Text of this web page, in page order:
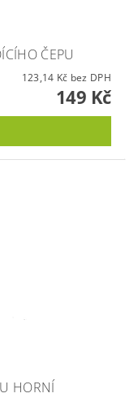
ČEPU
123,14 Kč bez DPH
149 Kč
HORNÍ